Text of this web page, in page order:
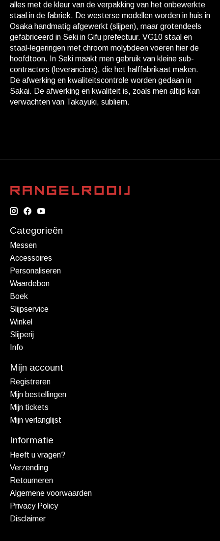
alles met de kleur van de verpakking van het onbewerkte
staal in de fabriek. De westerse modellen worden in huis in
Osaka handmatig afgewerkt (slijpen), maar grotendeels
gefabriceerd in Seki in Gifu prefectuur. VG10 staal en
staal-legeringen met chroom molybdeen voeren hier de
hoofdtoon. In Seki maakt men gebruik van kleine sub-
contractors (leveranciers), die het halffabrikaat maken.
De afwerking en kwaliteitscontrole worden gedaan in
Sakai. De afwerking en kwaliteit is, zoals men altijd kan
verwachten van Takayuki, subliem.
Categorieën
Messen
Accessoires
Personaliseren
Waardebon
Boek
Slijpservice
Winkel
Slijperij
Info
Mijn account
Registreren
Mijn bestellingen
Mijn tickets
Mijn verlanglijst
Informatie
Heeft u vragen?
Verzending
Retourneren
Algemene voorwaarden
Privacy Policy
Disclaimer